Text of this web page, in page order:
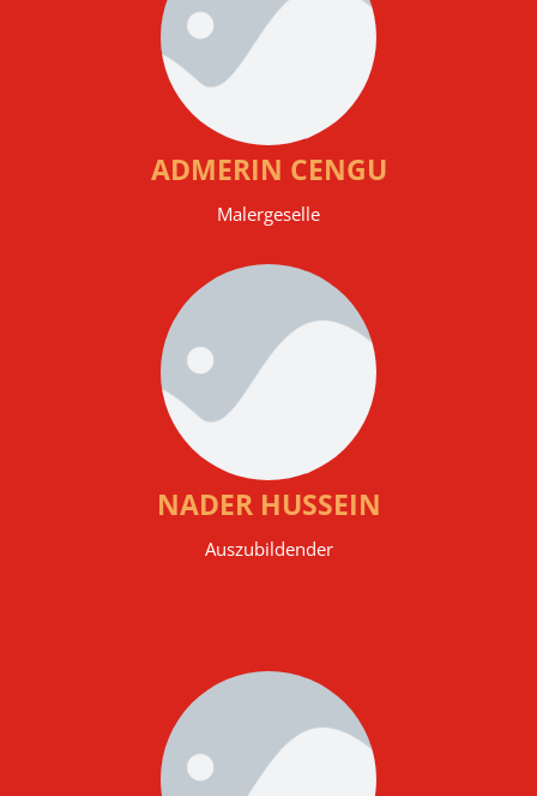
ADMERIN CENGU
Malergeselle
NADER HUSSEIN
Auszubildender